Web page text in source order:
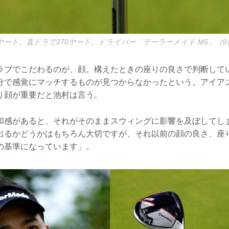
ド。直ドラで270ヤード。ドライバー「テーラーメイド M5」（9
ブでこだわるのが、顔。構えたときの座りの良さで判断して
で感覚にマッチするものが見つからなかったという。アイア
が重要だと池村は言う。
感があると、それがそのままスウィングに影響を及ぼしてし
るかどうかはもちろん大切ですが、それ以前の顔の良さ、座
準になっています」。